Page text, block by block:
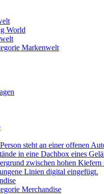
World
Markenwelt
Merchandise